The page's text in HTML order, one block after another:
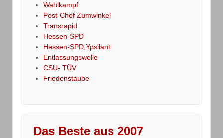
Wahlkampf
Post-Chef Zumwinkel
Transrapid
Hessen-SPD
Hessen-SPD,Ypsilanti
Entlassungswelle
CSU- TÜV
Friedenstaube
Das Beste aus 2007